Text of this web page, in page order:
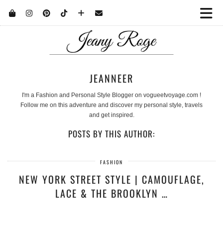
JEANNEER
I'm a Fashion and Personal Style Blogger on vogueetvoyage.com !
Follow me on this adventure and discover my personal style, travels
and get inspired.
POSTS BY THIS AUTHOR:
FASHION
NEW YORK STREET STYLE | CAMOUFLAGE,
LACE & THE BROOKLYN …